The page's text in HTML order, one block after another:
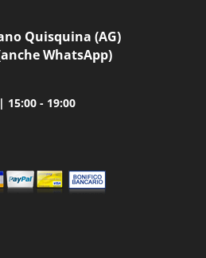
Quisquina (AG)
WhatsApp)
15:00 - 19:00